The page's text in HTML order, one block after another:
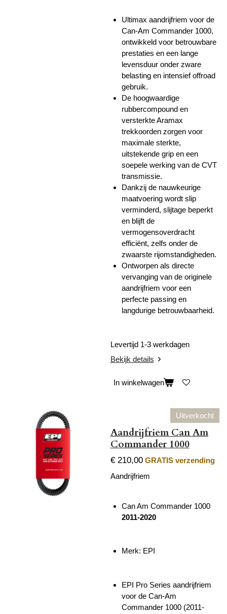
Ultimax aandrijfriem voor de
Can-Am Commander 1000,
ontwikkeld voor betrouwbare
prestaties en een lange
levensduur onder zware
belasting en intensief offroad
gebruik.
De hoogwaardige
rubbercompound en
versterkte Aramax
trekkoorden zorgen voor
maximale sterkte,
uitstekende grip en een
soepele werking van de CVT
transmissie.
Dankzij de nauwkeurige
maatvoering wordt slip
verminderd, slijtage beperkt
en blijft de
vermogensoverdracht
efficiënt, zelfs onder de
zwaarste rijomstandigheden.
Ontworpen als directe
vervanging van de originele
aandrijfriem voor een
perfecte passing en
langdurige betrouwbaarheid.
Levertijd 1-3 werkdagen
Bekijk details
In winkelwagen
Uitverkocht
Aandrijfriem Can Am
Commander 1000
€ 210,00 GRATIS verzending
Aandrijfriem
Can Am Commander 1000
2011-2020
Merk: EPI
EPI Pro Series aandrijfriem
voor de Can-Am
Commander 1000 (2011-